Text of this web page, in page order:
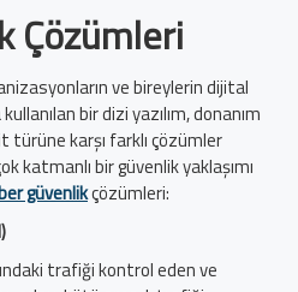
Çözümleri
ve bireylerin dijital
bir dizi yazılım, donanım
karşı farklı çözümler
katmanlı bir güvenlik yaklaşımı
güvenlikçözümleri:
trafiği kontrol eden ve